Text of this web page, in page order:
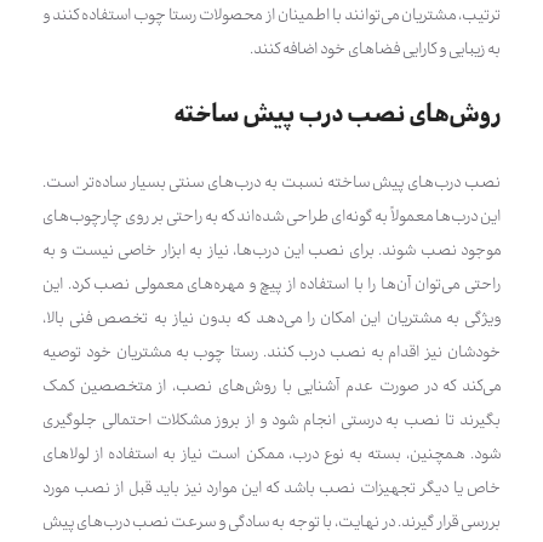
ترتیب، مشتریان می‌توانند با اطمینان از محصولات رستا چوب استفاده کنند و
به زیبایی و کارایی فضاهای خود اضافه کنند.
روش‌های نصب درب پیش ساخته
نصب درب‌های پیش ساخته نسبت به درب‌های سنتی بسیار ساده‌تر است.
این درب‌ها معمولاً به گونه‌ای طراحی شده‌اند که به راحتی بر روی چارچوب‌های
موجود نصب شوند. برای نصب این درب‌ها، نیاز به ابزار خاصی نیست و به
راحتی می‌توان آن‌ها را با استفاده از پیچ و مهره‌های معمولی نصب کرد. این
ویژگی به مشتریان این امکان را می‌دهد که بدون نیاز به تخصص فنی بالا،
خودشان نیز اقدام به نصب درب کنند. رستا چوب به مشتریان خود توصیه
می‌کند که در صورت عدم آشنایی با روش‌های نصب، از متخصصین کمک
بگیرند تا نصب به درستی انجام شود و از بروز مشکلات احتمالی جلوگیری
شود. همچنین، بسته به نوع درب، ممکن است نیاز به استفاده از لولاهای
خاص یا دیگر تجهیزات نصب باشد که این موارد نیز باید قبل از نصب مورد
بررسی قرار گیرند. در نهایت، با توجه به سادگی و سرعت نصب درب‌های پیش